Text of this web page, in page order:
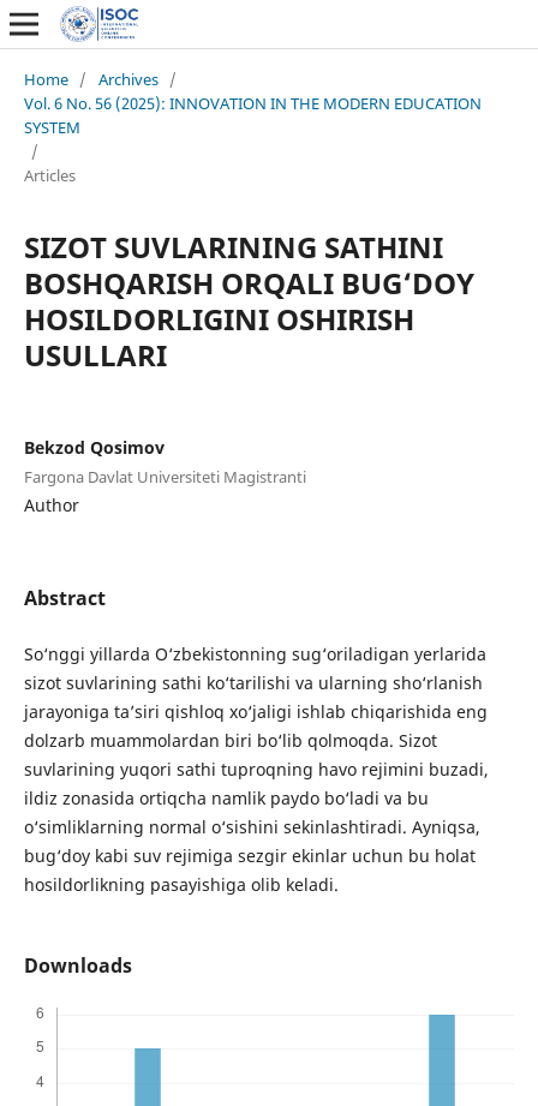
Home / Archives /
Vol. 6 No. 56 (2025): INNOVATION IN THE MODERN EDUCATION
SYSTEM
/
Articles
SIZOT SUVLARINING SATHINI
BOSHQARISH ORQALI BUG‘DOY
HOSILDORLIGINI OSHIRISH
USULLARI
Bekzod Qosimov
Fargona Davlat Universiteti Magistranti
Author
Abstract
So‘nggi yillarda O‘zbekistonning sug‘oriladigan yerlarida
sizot suvlarining sathi ko‘tarilishi va ularning sho‘rlanish
jarayoniga ta’siri qishloq xo‘jaligi ishlab chiqarishida eng
dolzarb muammolardan biri bo‘lib qolmoqda. Sizot
suvlarining yuqori sathi tuproqning havo rejimini buzadi,
ildiz zonasida ortiqcha namlik paydo bo‘ladi va bu
o‘simliklarning normal o‘sishini sekinlashtiradi. Ayniqsa,
bug‘doy kabi suv rejimiga sezgir ekinlar uchun bu holat
hosildorlikning pasayishiga olib keladi.
Downloads